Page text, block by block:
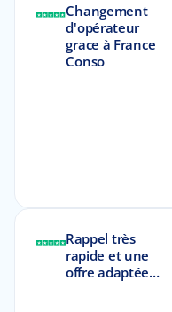
Changement
d'opérateur
grace à France
Conso
Rappel très
rapide et une
offre adaptée…